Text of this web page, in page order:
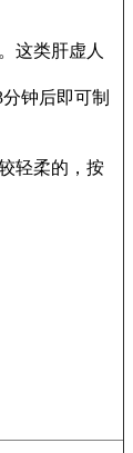
这类肝虚人
钟后即可制
轻柔的，按